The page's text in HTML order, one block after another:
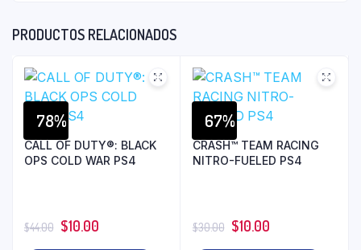
PRODUCTOS RELACIONADOS
78%
CALL OF DUTY®: BLACK
OPS COLD WAR PS4
$44.00 $10.00
67%
CRASH™ TEAM RACING
NITRO-FUELED PS4
$30.00 $10.00